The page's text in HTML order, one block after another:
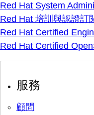
Red Hat System
Red Hat 培訓與認證訂
Red Hat Certified
Red Hat Certified
服務
顧問